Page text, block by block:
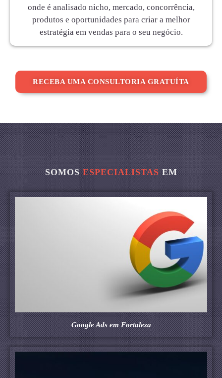
onde é analisado nicho, mercado, concorrência,
produtos e oportunidades para criar a melhor
estratégia em vendas para o seu negócio.
RECEBA UMA CONSULTORIA GRATUÍTA
SOMOSESPECIALISTASEM
Google Ads em Fortaleza